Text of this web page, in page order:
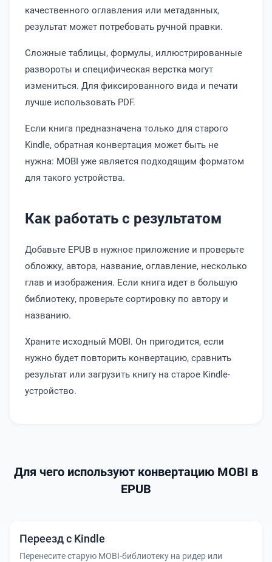
качественного оглавления или метаданных,
результат может потребовать ручной правки.
Сложные таблицы, формулы, иллюстрированные
развороты и специфическая верстка могут
измениться. Для фиксированного вида и печати
лучше использовать PDF.
Если книга предназначена только для старого
Kindle, обратная конвертация может быть не
нужна: MOBI уже является подходящим форматом
для такого устройства.
Как работать с результатом
Добавьте EPUB в нужное приложение и проверьте
обложку, автора, название, оглавление, несколько
глав и изображения. Если книга идет в большую
библиотеку, проверьте сортировку по автору и
названию.
Храните исходный MOBI. Он пригодится, если
нужно будет повторить конвертацию, сравнить
результат или загрузить книгу на старое Kindle-
устройство.
Для чего используют конвертацию MOBI в
EPUB
Переезд с Kindle
Перенесите старую MOBI-библиотеку на ридер или